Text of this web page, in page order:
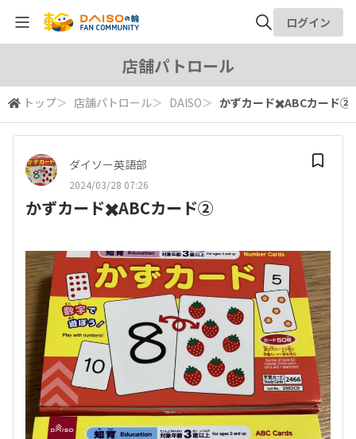
検索
ログイン
店舗パトロール
トップ＞ 店舗パトロール＞ DAISO＞ かずカード✖️ABCカード②
ダイソー英語部
2024/03/28 07:26
かずカード✖️ABCカード②